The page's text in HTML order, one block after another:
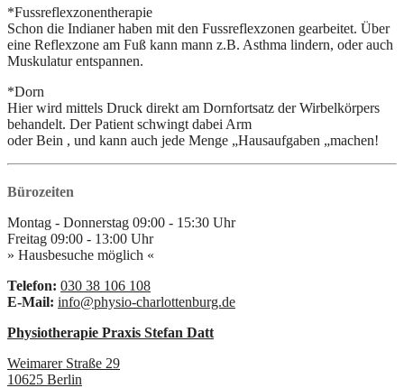
*Fussreflexzonentherapie
Schon die Indianer haben mit den Fussreflexzonen gearbeitet. Über
eine Reflexzone am Fuß kann mann z.B. Asthma lindern, oder auch
Muskulatur entspannen.
*Dorn
Hier wird mittels Druck direkt am Dornfortsatz der Wirbelkörpers
behandelt. Der Patient schwingt dabei Arm
oder Bein , und kann auch jede Menge „Hausaufgaben „machen!
Bürozeiten
Montag - Donnerstag 09:00 - 15:30 Uhr
Freitag 09:00 - 13:00 Uhr
» Hausbesuche möglich «
Telefon: 030 38 106 108
E-Mail: info@physio-charlottenburg.de
Physiotherapie Praxis Stefan Datt
Weimarer Straße 29
10625 Berlin